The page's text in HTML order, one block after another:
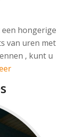
een hongerige
van uren met
, kunt u